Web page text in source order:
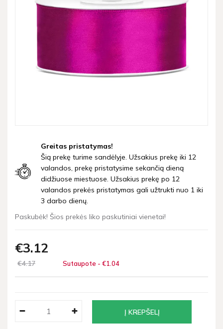
Greitas pristatymas!
Šią prekę turime sandėlyje. Užsakius prekę iki 12
valandos, prekę pristatysime sekančią dieną
didžiuose miestuose. Užsakius prekę po 12
valandos prekės pristatymas gali užtrukti nuo 1 iki
3 darbo dienų.
Paskubėk! Šios prekės liko paskutiniai vienetai!
€3 12
€417 Sutaupote - €1 04